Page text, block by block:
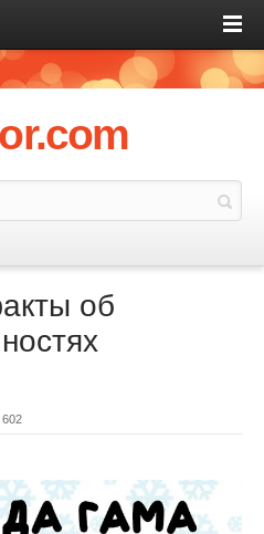
об
602